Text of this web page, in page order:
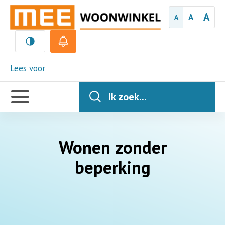
A A A
Lees voor
MEE
Handige
links
Ik zoek...
Wonen zonder
beperking